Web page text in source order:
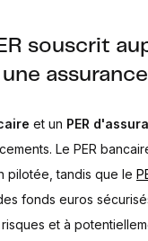
souscrit
assurance
et un PER
Le PER
pilotée, tandis que le
fonds euros
et à